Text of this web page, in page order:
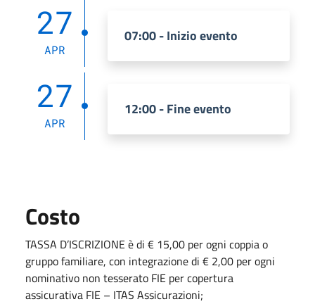
27
APR
07:00 - Inizio evento
27
APR
12:00 - Fine evento
Costo
TASSA D’ISCRIZIONE è di € 15,00 per ogni coppia o
gruppo familiare, con integrazione di € 2,00 per ogni
nominativo non tesserato FIE per copertura
assicurativa FIE – ITAS Assicurazioni;